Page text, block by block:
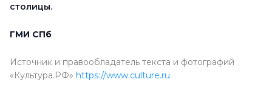
столицы.
ГМИ СПб
Источник и правообладатель текста и фотографий
«Культура.РФ» https://www.culture.ru